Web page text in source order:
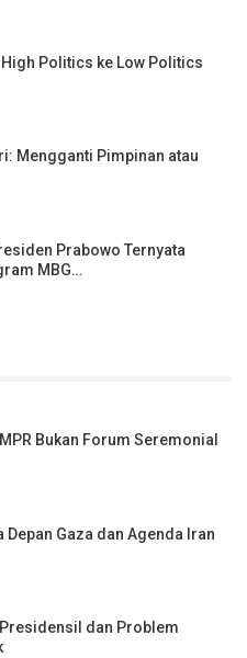
Politics ke Low Politics
Mengganti Pimpinan atau
Prabowo Ternyata
MBG…
Bukan Forum Seremonial
Depan Gaza dan Agenda Iran
dan Problem